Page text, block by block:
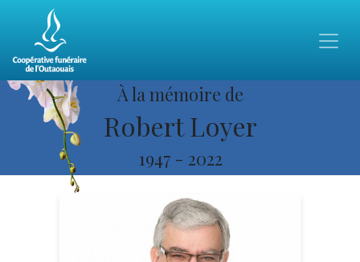
À la mémoire de
Robert Loyer
1947 - 2022